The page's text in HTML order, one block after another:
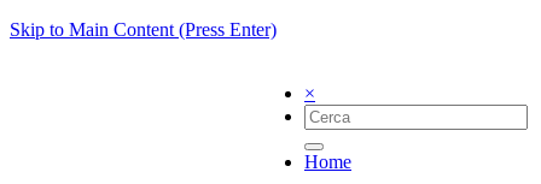
Skip to Main Content (Press Enter)
×
Home